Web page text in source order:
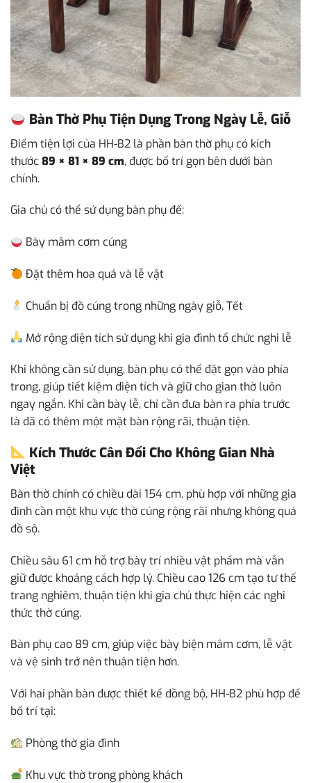
Bàn Thờ Phụ Tiện Dụng Trong Ngày Lễ, Giỗ
Điểm tiện lợi của HH-B2 là phần bàn thờ phụ có kích
thước89 × 81 × 89 cm, được bố trí gọn bên dưới bàn
chính.
Gia chủ có thể sử dụng bàn phụ để:
Bày mâm cơm cúng
Đặt thêm hoa quả và lễ vật
Chuẩn bị đồ cúng trong những ngày giỗ, Tết
Mở rộng diện tích sử dụng khi gia đình tổ chức nghi lễ
Khi không cần sử dụng, bàn phụ có thể đặt gọn vào phía
trong, giúp tiết kiệm diện tích và giữ cho gian thờ luôn
ngay ngắn. Khi cần bày lễ, chỉ cần đưa bàn ra phía trước
là đã có thêm một mặt bàn rộng rãi, thuận tiện.
Kích Thước Cân Đối Cho Không Gian Nhà
Việt
Bàn thờ chính có chiều dài 154 cm, phù hợp với những gia
đình cần một khu vực thờ cúng rộng rãi nhưng không quá
đồ sộ.
Chiều sâu 61 cm hỗ trợ bày trí nhiều vật phẩm mà vẫn
giữ được khoảng cách hợp lý. Chiều cao 126 cm tạo tư thế
trang nghiêm, thuận tiện khi gia chủ thực hiện các nghi
thức thờ cúng.
Bàn phụ cao 89 cm, giúp việc bày biện mâm cơm, lễ vật
và vệ sinh trở nên thuận tiện hơn.
Với hai phần bàn được thiết kế đồng bộ, HH-B2 phù hợp để
bố trí tại:
Phòng thờ gia đình
Khu vực thờ trong phòng khách